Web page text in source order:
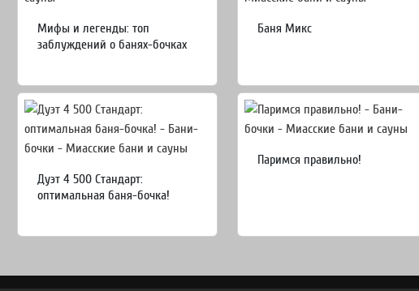
Мифы и легенды: топ
заблуждений о банях-бочках
Баня Микс
Дуэт 4 500 Стандарт:
оптимальная баня-бочка!
Паримся правильно!